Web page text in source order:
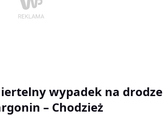
wypadek na drodze
– Chodzież